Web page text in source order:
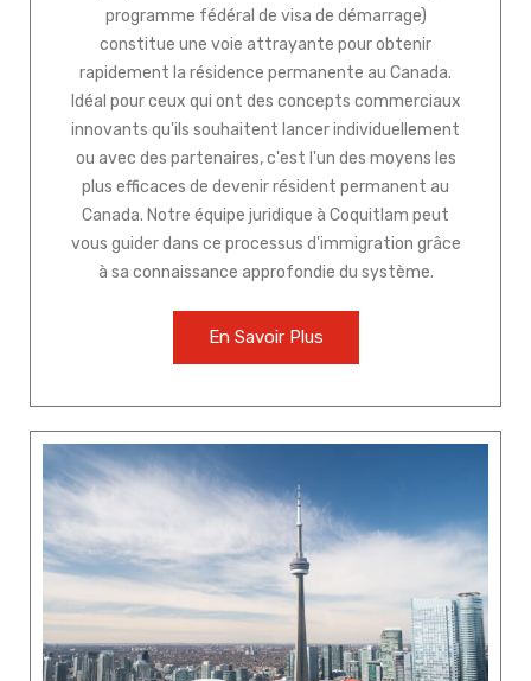
programme fédéral de visa de démarrage)
constitue une voie attrayante pour obtenir
rapidement la résidence permanente au Canada.
Idéal pour ceux qui ont des concepts commerciaux
innovants qu'ils souhaitent lancer individuellement
ou avec des partenaires, c'est l'un des moyens les
plus efficaces de devenir résident permanent au
Canada. Notre équipe juridique à Coquitlam peut
vous guider dans ce processus d'immigration grâce
à sa connaissance approfondie du système.
En Savoir Plus